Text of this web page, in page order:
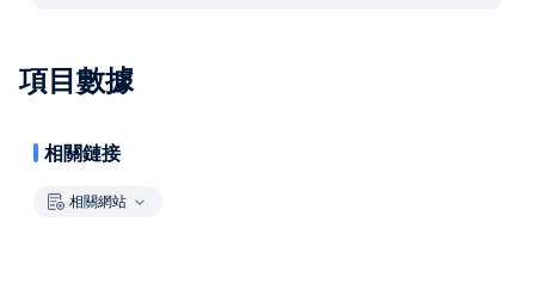
項目數據
相關鏈接
相關網站